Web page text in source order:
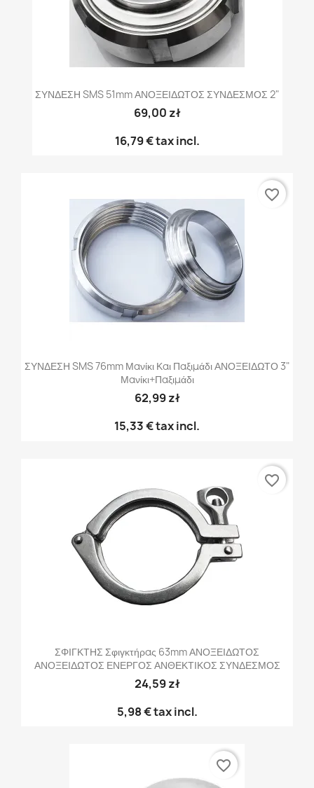
ΣΥΝΔΕΣΗ SMS 51mm ΑΝΟΞΕΙΔΩΤΟΣ ΣΥΝΔΕΣΜΟΣ 2"
69,00 zł
16,79 €tax incl.
ΣΥΝΔΕΣΗ SMS 76mm Μανίκι Και Παξιμάδι ΑΝΟΞΕΙΔΩΤΟ 3"
Μανίκι+παξιμάδι
62,99 zł
15,33 €tax incl.
favorite_border
ΣΦΙΓΚΤΗΣ Σφιγκτήρας 63mm ΑΝΟΞΕΙΔΩΤΟΣ
ΑΝΟΞΕΙΔΩΤΟΣ ΕΝΕΡΓΟΣ ΑΝΘΕΚΤΙΚΟΣ ΣΥΝΔΕΣΜΟΣ
24,59 zł
5,98 €tax incl.
favorite_border
favorite_border